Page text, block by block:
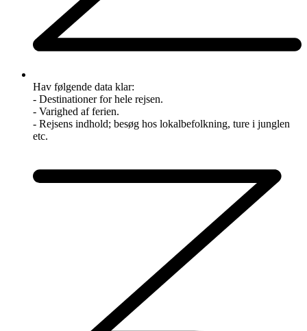
Hav følgende data klar:
- Destinationer for hele rejsen.
- Varighed af ferien.
- Rejsens indhold; besøg hos lokalbefolkning, ture i junglen
etc.